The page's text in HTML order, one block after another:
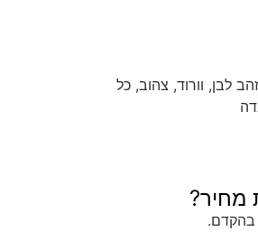
לבן, וורוד, צהוב, כל
מחיר?
בהקדם.